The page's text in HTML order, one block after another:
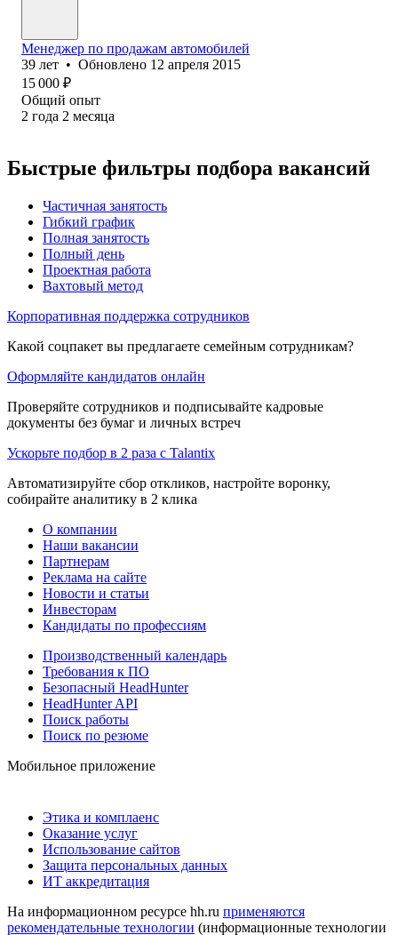
Менеджер по продажам автомобилей
39 лет • Обновлено 12 апреля 2015
15 000 ₽
Общий опыт
2 года 2 месяца
Быстрые фильтры подбора вакансий
Частичная занятость
Гибкий график
Полная занятость
Полный день
Проектная работа
Вахтовый метод
Корпоративная поддержка сотрудников
Какой соцпакет вы предлагаете семейным сотрудникам?
Оформляйте кандидатов онлайн
Проверяйте сотрудников и подписывайте кадровые
документы без бумаг и личных встреч
Ускорьте подбор в 2 раза с Talantix
Автоматизируйте сбор откликов, настройте воронку,
собирайте аналитику в 2 клика
О компании
Наши вакансии
Партнерам
Реклама на сайте
Новости и статьи
Инвесторам
Кандидаты по профессиям
Производственный календарь
Требования к ПО
Безопасный HeadHunter
HeadHunter API
Поиск работы
Поиск по резюме
Мобильное приложение
Этика и комплаенс
Оказание услуг
Использование сайтов
Защита персональных данных
ИТ аккредитация
На информационном ресурсе hh.ru применяются
рекомендательные технологии (информационные технологии